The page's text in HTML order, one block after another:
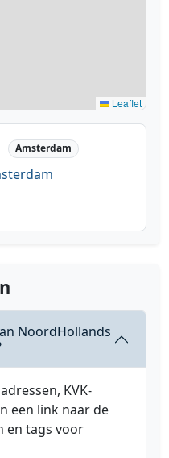
Leaflet
Amsterdam
NoordHollands
KVK-
een link naar de
en tags voor